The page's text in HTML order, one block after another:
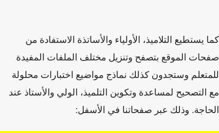
يستطيع التلاميذ، الأولياء والأساتذة الاستفادة من
الموقع بتصفح وتنزيل مختلف الملفات المفيدة
وستجدون كذلك نماذج مواضيع اختبارات محلولة
لمساعدة وتكوين التلميذ، الولي والأستاذ عند
وذلك عبر صفحاتنا في الأسفل: